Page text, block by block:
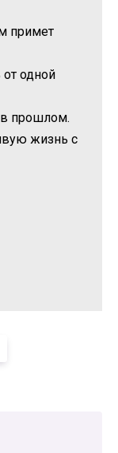
примет
одной
в прошлом.
жизнь с